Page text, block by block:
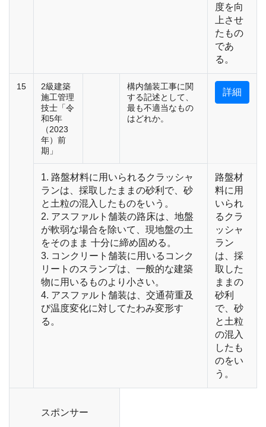
度を向
上させ
たもの
であ
る。
15
2級建築
施工管理
技士「令
和5年
（2023
年）前
期」
構内舗装工事に関
する記述として、
最も不適当なもの
はどれか。
詳細
1. 路盤材料に用いられるクラッシャ
ランは、採取したままの砂利で、砂
と土粒の混入したものをいう。
2. アスファルト舗装の路床は、地盤
が軟弱な場合を除いて、現地盤の土
をそのまま 十分に締め固める。
3. コンクリート舗装に用いるコンク
リートのスランプは、一般的な建築
物に用いるものより小さい。
4. アスファルト舗装は、交通荷重及
び温度変化に対してたわみ変形す
る。
路盤材
料に用
いられ
るクラ
ッシャ
ラン
は、採
取した
ままの
砂利
で、砂
と土粒
の混入
したも
のをい
う。
スポンサー